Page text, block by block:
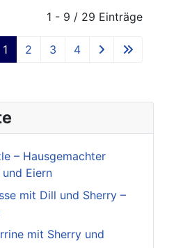
1 - 9 / 29 Einträge
1 2 3 4
– Hausgemachter
Eiern
mit Dill und Sherry –
mit Sherry und